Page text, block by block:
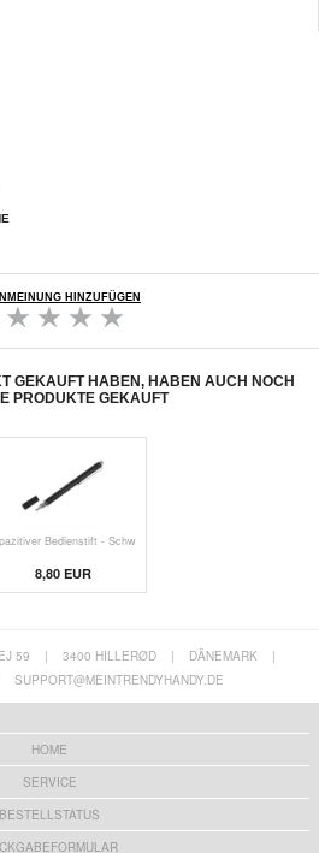
HINZUFÜGEN
GEKAUFT HABEN, HABEN AUCH NOCH
PRODUKTE GEKAUFT
Bedienstift - Schw
8,80 EUR
59 | 3400 HILLERØD | DÄNEMARK
|
SUPPORT@MEINTRENDYHANDY.DE
HOME
SERVICE
BESTELLSTATUS